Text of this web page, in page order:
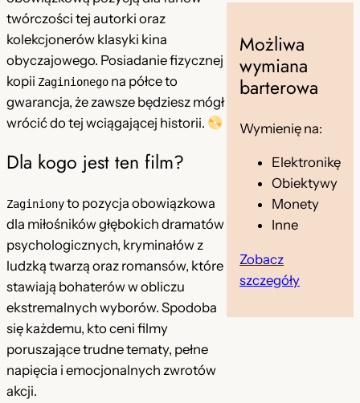
e
e
l
twórczości tej autorki oraz
kolekcjonerów klasyki kina
obyczajowego. Posiadanie fizycznej
kopii Zaginionego na półce to
gwarancja, że zawsze będziesz mógł
wrócić do tej wciągającej historii.
Dla kogo jest ten film?
Zaginionyto pozycja obowiązkowa
dla miłośników głębokich dramatów
psychologicznych, kryminałów z
ludzką twarzą oraz romansów, które
stawiają bohaterów w obliczu
ekstremalnych wyborów. Spodoba
się każdemu, kto ceni filmy
poruszające trudne tematy, pełne
napięcia i emocjonalnych zwrotów
akcji.
Możliwa
wymiana
barterowa
Wymienię na:
Elektronikę
Obiektywy
Monety
Inne
Zobacz
szczegóły